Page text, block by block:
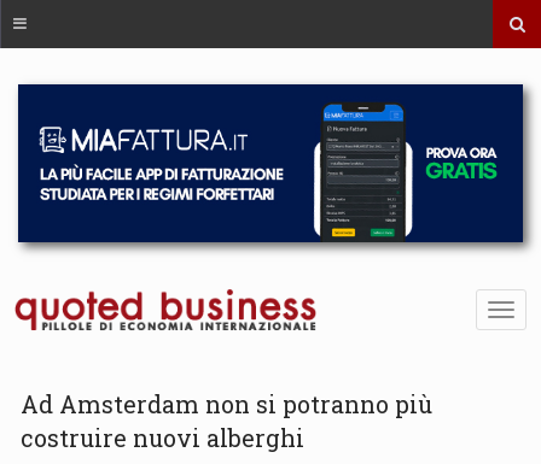
Ad Amsterdam non si potranno più
costruire nuovi alberghi